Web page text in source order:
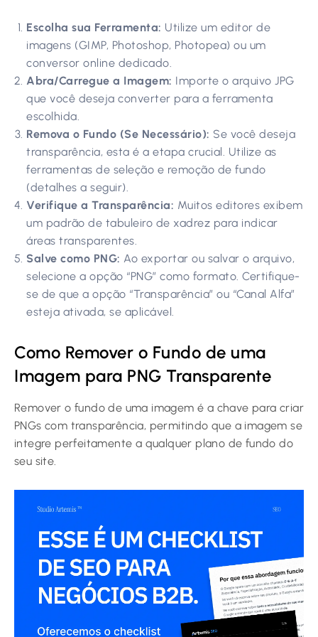
Escolha sua Ferramenta: Utilize um editor de
imagens (GIMP, Photoshop, Photopea) ou um
conversor online dedicado.
Abra/Carregue a Imagem: Importe o arquivo JPG
que você deseja converter para a ferramenta
escolhida.
Remova o Fundo (Se Necessário): Se você deseja
transparência, esta é a etapa crucial. Utilize as
ferramentas de seleção e remoção de fundo
(detalhes a seguir).
Verifique a Transparência: Muitos editores exibem
um padrão de tabuleiro de xadrez para indicar
áreas transparentes.
Salve como PNG: Ao exportar ou salvar o arquivo,
selecione a opção “PNG” como formato. Certifique-
se de que a opção “Transparência” ou “Canal Alfa”
esteja ativada, se aplicável.
Como Remover o Fundo de uma
Imagem para PNG Transparente
Remover o fundo de uma imagem é a chave para criar
PNGs com transparência, permitindo que a imagem se
integre perfeitamente a qualquer plano de fundo do
seu site.